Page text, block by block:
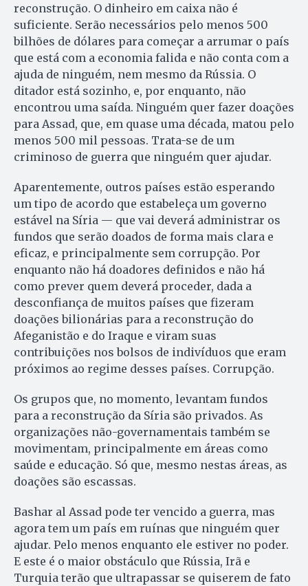
reconstrução. O dinheiro em caixa não é
suficiente. Serão necessários pelo menos 500
bilhões de dólares para começar a arrumar o país
que está com a economia falida e não conta com a
ajuda de ninguém, nem mesmo da Rússia. O
ditador está sozinho, e, por enquanto, não
encontrou uma saída. Ninguém quer fazer doações
para Assad, que, em quase uma década, matou pelo
menos 500 mil pessoas. Trata-se de um
criminoso de guerra que ninguém quer ajudar.
Aparentemente, outros países estão esperando
um tipo de acordo que estabeleça um governo
estável na Síria — que vai deverá administrar os
fundos que serão doados de forma mais clara e
eficaz, e principalmente sem corrupção. Por
enquanto não há doadores definidos e não há
como prever quem deverá proceder, dada a
desconfiança de muitos países que fizeram
doações bilionárias para a reconstrução do
Afeganistão e do Iraque e viram suas
contribuições nos bolsos de indivíduos que eram
próximos ao regime desses países. Corrupção.
Os grupos que, no momento, levantam fundos
para a reconstrução da Síria são privados. As
organizações não-governamentais também se
movimentam, principalmente em áreas como
saúde e educação. Só que, mesmo nestas áreas, as
doações são escassas.
Bashar al Assad pode ter vencido a guerra, mas
agora tem um país em ruínas que ninguém quer
ajudar. Pelo menos enquanto ele estiver no poder.
E este é o maior obstáculo que Rússia, Irã e
Turquia terão que ultrapassar se quiserem de fato